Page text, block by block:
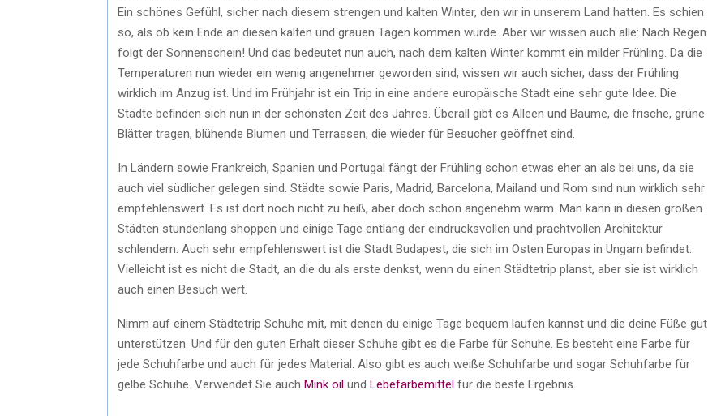
Ein schönes Gefühl, sicher nach diesem strengen und kalten Winter, den wir in unserem Land hatten. Es schien
so, als ob kein Ende an diesen kalten und grauen Tagen kommen würde. Aber wir wissen auch alle: Nach Regen
folgt der Sonnenschein! Und das bedeutet nun auch, nach dem kalten Winter kommt ein milder Frühling. Da die
Temperaturen nun wieder ein wenig angenehmer geworden sind, wissen wir auch sicher, dass der Frühling
wirklich im Anzug ist. Und im Frühjahr ist ein Trip in eine andere europäische Stadt eine sehr gute Idee. Die
Städte befinden sich nun in der schönsten Zeit des Jahres. Überall gibt es Alleen und Bäume, die frische, grüne
Blätter tragen, blühende Blumen und Terrassen, die wieder für Besucher geöffnet sind.
In Ländern sowie Frankreich, Spanien und Portugal fängt der Frühling schon etwas eher an als bei uns, da sie
auch viel südlicher gelegen sind. Städte sowie Paris, Madrid, Barcelona, Mailand und Rom sind nun wirklich sehr
empfehlenswert. Es ist dort noch nicht zu heiß, aber doch schon angenehm warm. Man kann in diesen großen
Städten stundenlang shoppen und einige Tage entlang der eindrucksvollen und prachtvollen Architektur
schlendern. Auch sehr empfehlenswert ist die Stadt Budapest, die sich im Osten Europas in Ungarn befindet.
Vielleicht ist es nicht die Stadt, an die du als erste denkst, wenn du einen Städtetrip planst, aber sie ist wirklich
auch einen Besuch wert.
Nimm auf einem Städtetrip Schuhe mit, mit denen du einige Tage bequem laufen kannst und die deine Füße gut
unterstützen. Und für den guten Erhalt dieser Schuhe gibt es die Farbe für Schuhe. Es besteht eine Farbe für
jede Schuhfarbe und auch für jedes Material. Also gibt es auch weiße Schuhfarbe und sogar Schuhfarbe für
gelbe Schuhe. Verwendet Sie auch Mink oil und Lebefärbemittel für die beste Ergebnis.